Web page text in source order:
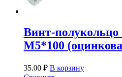
Винт-полукольцо
М5*100
35.00 ₽ В корзину